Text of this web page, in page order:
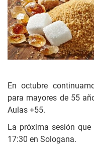
En octubre
para mayores de 55
Aulas +55.
La próxima sesión
17:30 en Sologana.